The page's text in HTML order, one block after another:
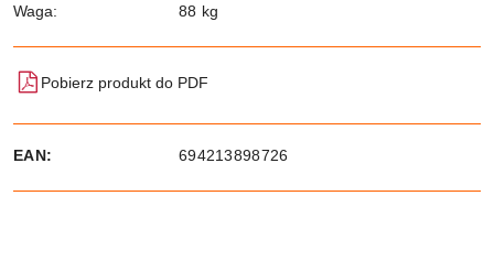
Waga: 88 kg
Pobierz produkt do PDF
EAN: 694213898726